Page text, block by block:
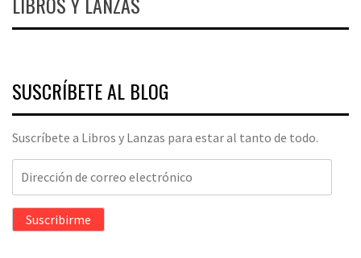
SUSCRÍBETE AL BLOG
Suscríbete a Libros y Lanzas para estar al tanto de todo.
Dirección
de
correo
electrónico
Suscribirme